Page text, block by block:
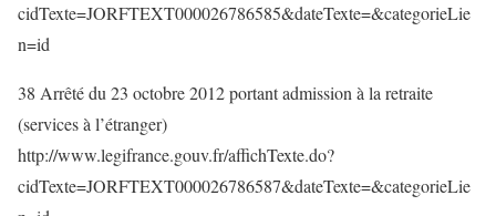
cidTexte=JORFTEXT000026786585&dateTexte=&categorieLie
n=id
38 Arrêté du 23 octobre 2012 portant admission à la retraite
(services à l’étranger)
http://www.legifrance.gouv.fr/affichTexte.do?
cidTexte=JORFTEXT000026786587&dateTexte=&categorieLie